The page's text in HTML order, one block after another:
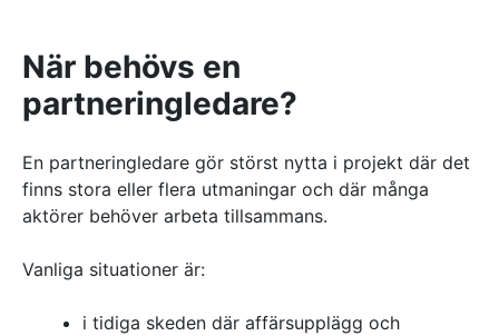
När behövs en
partneringledare?
En partneringledare gör störst nytta i projekt där det
finns stora eller flera utmaningar och där många
aktörer behöver arbeta tillsammans.
Vanliga situationer är:
i tidiga skeden där affärsupplägg och